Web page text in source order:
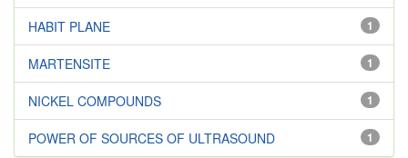
1
HABIT PLANE
1
MARTENSITE
1
NICKEL COMPOUNDS
1
POWER OF SOURCES OF ULTRASOUND